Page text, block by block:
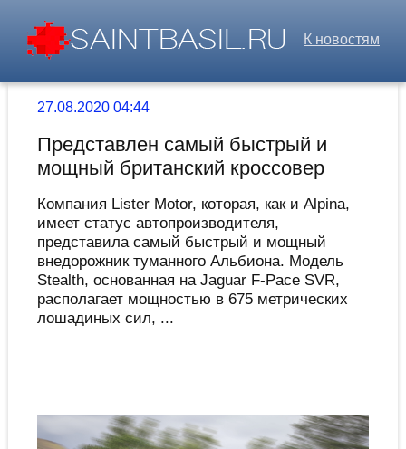
К новостям
27.08.2020 04:44
Представлен самый быстрый и
мощный британский кроссовер
Компания Lister Motor, которая, как и Alpina,
имеет статус автопроизводителя,
представила самый быстрый и мощный
внедорожник туманного Альбиона. Модель
Stealth, основанная на Jaguar F-Pace SVR,
располагает мощностью в 675 метрических
лошадиных сил, ...